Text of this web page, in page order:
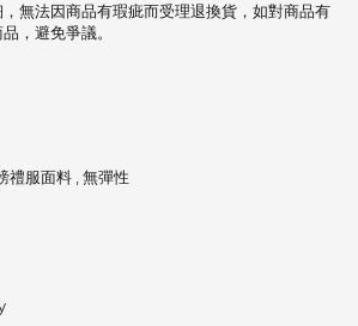
無法因商品有瑕疵而受理退換貨，如對商品有
，避免爭議。
禮服面料 , 無彈性